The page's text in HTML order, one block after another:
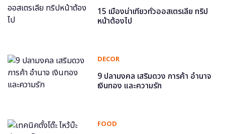
15 เมืองน่าเที่ยวทั่วออสเตรเลีย ทริป
หน้าต้องไป
DECOR
9 ปลามงคล เสริมดวง การค้า อำนาจ
เงินทอง และความรัก
FOOD